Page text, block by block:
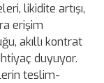
likidite artışı,
erişim
akıllı kontrat
duyuyor.
teslim-